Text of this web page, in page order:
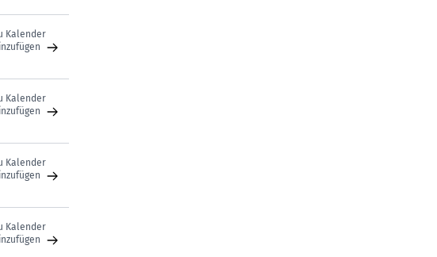
Kalender
Kalender
Kalender
Kalender